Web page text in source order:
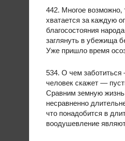
442. Многое возможно,
хватается за каждую
благосостояния
заглянуть в убежища
Уже пришло время
534. О чем
человек скажет —
Сравним земную
несравненно
что понадобится в
воодушевление